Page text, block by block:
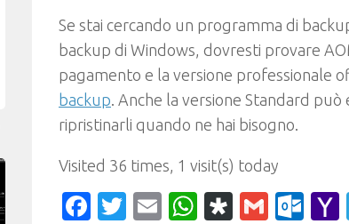
Se stai cercando un programma di
backup di Windows, dovresti provare
pagamento e la versione professionale
backup. Anche la versione Standard
ripristinarli quando ne hai bisogno.
Visited 36 times, 1 visit(s) today
Facebook
Twitter
EmailWhatsApp
Diaspora
Gmail